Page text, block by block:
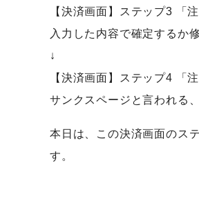
【決済画面】ステップ3 「
入力した内容で確定するか
↓
【決済画面】ステップ4 「注
サンクスページと言われる
本日は、この決済画面のス
す。